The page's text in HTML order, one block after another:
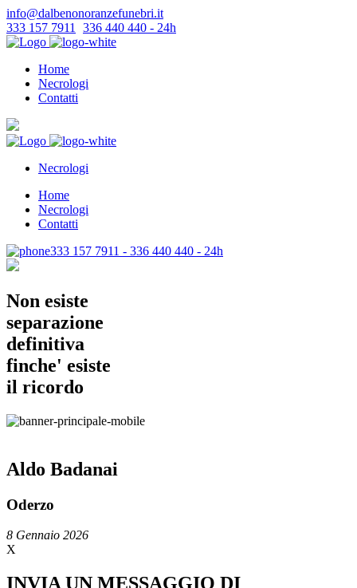
info@dalbenonoranzefunebri.it
333 157 7911
336 440 440 - 24h
Home
Necrologi
Contatti
Necrologi
Home
Necrologi
Contatti
333 157 7911 - 336 440 440 - 24h
Non esiste
separazione
definitiva
finche' esiste
il ricordo
Aldo Badanai
Oderzo
8 Gennaio 2026
X
INVIA UN MESSAGGIO DI